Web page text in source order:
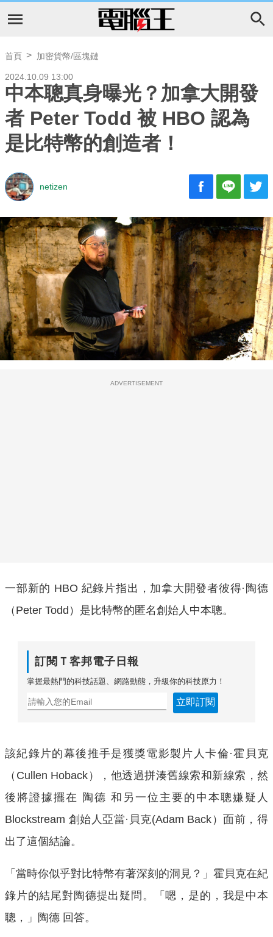
首頁 加密貨幣/區塊鏈
2024.10.09 13:00
中本聰真身曝光？加拿大開發
者 Peter Todd 被 HBO 認為
是比特幣的創造者！
netizen
ADVERTISEMENT
一部新的 HBO 紀錄片指出，加拿大開發者彼得·陶德
（Peter Todd）是比特幣的匿名創始人中本聰。
訂閱Ｔ客邦電子日報
掌握最熱門的科技話題、網路動態，升級你的科技原力！
立即訂閱
該紀錄片的幕後推手是獲獎電影製片人卡倫·霍貝克
（Cullen Hoback），他透過拼湊舊線索和新線索，然
後將證據擺在 陶德 和另一位主要的中本聰嫌疑人
Blockstream 創始人亞當·貝克(Adam Back）面前，得
出了這個結論。
「當時你似乎對比特幣有著深刻的洞見？」霍貝克在紀
錄片的結尾對陶德提出疑問。「嗯，是的，我是中本
聰，」陶德 回答。